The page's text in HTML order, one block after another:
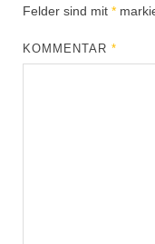
Felder sind mit *
KOMMENTAR*